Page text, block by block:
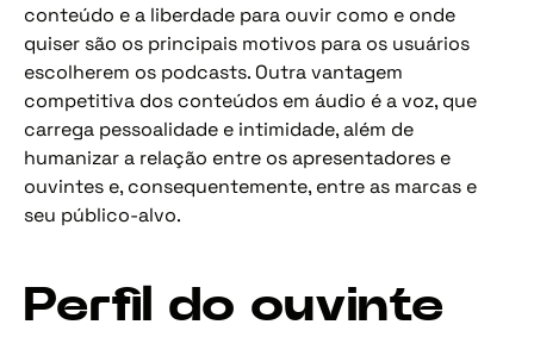
conteúdo e a liberdade para ouvir como e onde
quiser são os principais motivos para os usuários
escolherem os podcasts. Outra vantagem
competitiva dos conteúdos em áudio é a voz, que
carrega pessoalidade e intimidade, além de
humanizar a relação entre os apresentadores e
ouvintes e, consequentemente, entre as marcas e
seu público-alvo.
Perfil do ouvinte